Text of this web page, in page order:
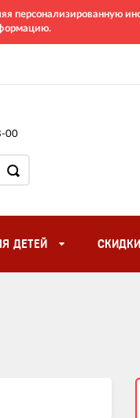
персонализированную
00
ДЕТЕЙ СКИДКИ